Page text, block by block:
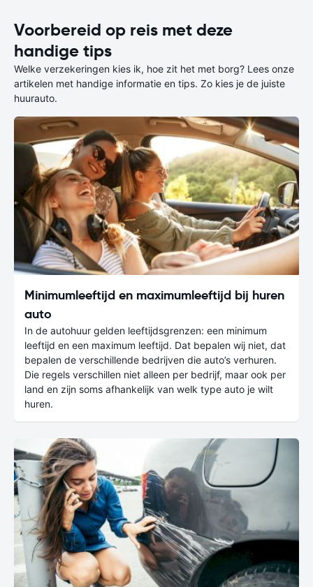
Voorbereid op reis met deze
handige tips
Welke verzekeringen kies ik, hoe zit het met borg? Lees onze
artikelen met handige informatie en tips. Zo kies je de juiste
huurauto.
Minimumleeftijd en maximumleeftijd bij huren
auto
In de autohuur gelden leeftijdsgrenzen: een minimum
leeftijd en een maximum leeftijd. Dat bepalen wij niet, dat
bepalen de verschillende bedrijven die auto’s verhuren.
Die regels verschillen niet alleen per bedrijf, maar ook per
land en zijn soms afhankelijk van welk type auto je wilt
huren.